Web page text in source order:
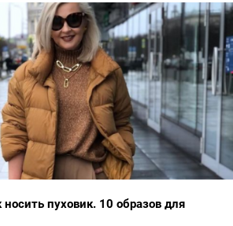
рассеялись как дым. А столько красоты
на других известных неделях
сейчас покажу ?
пуховик. 10 образов для